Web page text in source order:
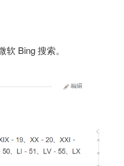
Bing 搜索。